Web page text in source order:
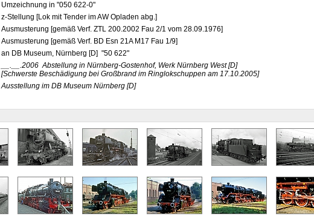
Umzeichnung in "050 622-0"
z-Stellung [Lok mit Tender im AW Opladen abg.]
Ausmusterung [gemäß Verf. ZTL 200.2002 Fau 2/1 vom 28.09.1976]
Ausmusterung [gemäß Verf. BD Esn 21A M17 Fau 1/9]
an DB Museum, Nürnberg [D] "50 622"
__.__.2006 Abstellung in Nürnberg-Gostenhof, Werk Nürnberg West [D]
[Schwerste Beschädigung bei Großbrand im Ringlokschuppen am 17.10.2005]
Ausstellung im DB Museum Nürnberg [D]